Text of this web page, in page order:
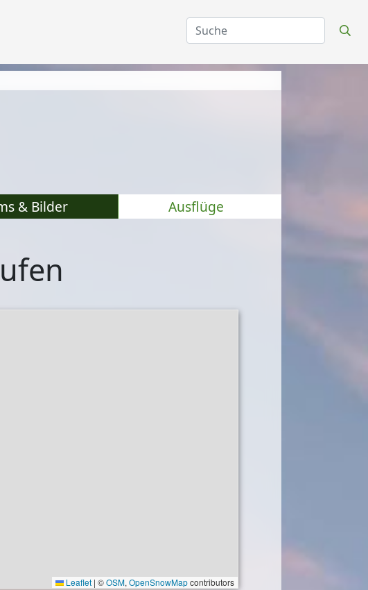
& Bilder Ausflüge
Leaflet | ©OSM,OpenSnowMapcontributors